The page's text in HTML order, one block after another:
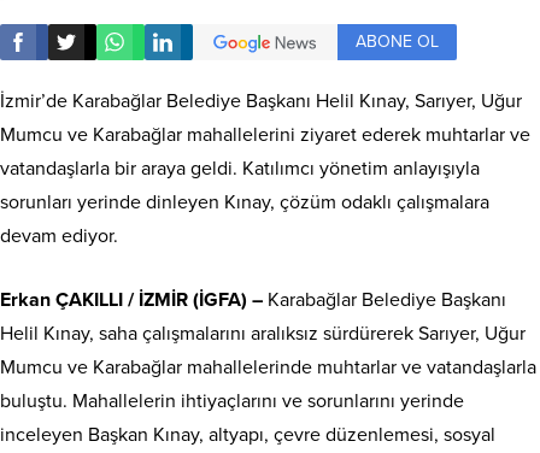
ABONE OL
İzmir’de Karabağlar Belediye Başkanı Helil Kınay, Sarıyer, Uğur
Mumcu ve Karabağlar mahallelerini ziyaret ederek muhtarlar ve
vatandaşlarla bir araya geldi. Katılımcı yönetim anlayışıyla
sorunları yerinde dinleyen Kınay, çözüm odaklı çalışmalara
devam ediyor.
Erkan ÇAKILLI / İZMİR (İGFA) – Karabağlar Belediye Başkanı
Helil Kınay, saha çalışmalarını aralıksız sürdürerek Sarıyer, Uğur
Mumcu ve Karabağlar mahallelerinde muhtarlar ve vatandaşlarla
buluştu. Mahallelerin ihtiyaçlarını ve sorunlarını yerinde
inceleyen Başkan Kınay, altyapı, çevre düzenlemesi, sosyal